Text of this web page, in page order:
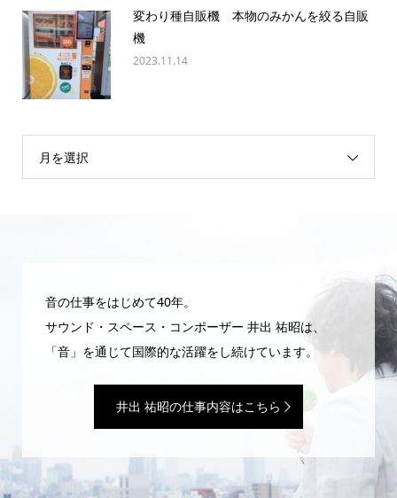
変わり種自販機 本物のみかんを絞る自販
機
2023.11.14
月を選択
音の仕事をはじめて40年。
サウンド・スペース・コンポーザー 井出 祐昭は、
「音」を通じて国際的な活躍をし続けています。
井出 祐昭の仕事内容はこちら